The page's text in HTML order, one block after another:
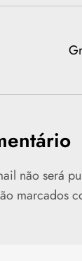
não será
marcados